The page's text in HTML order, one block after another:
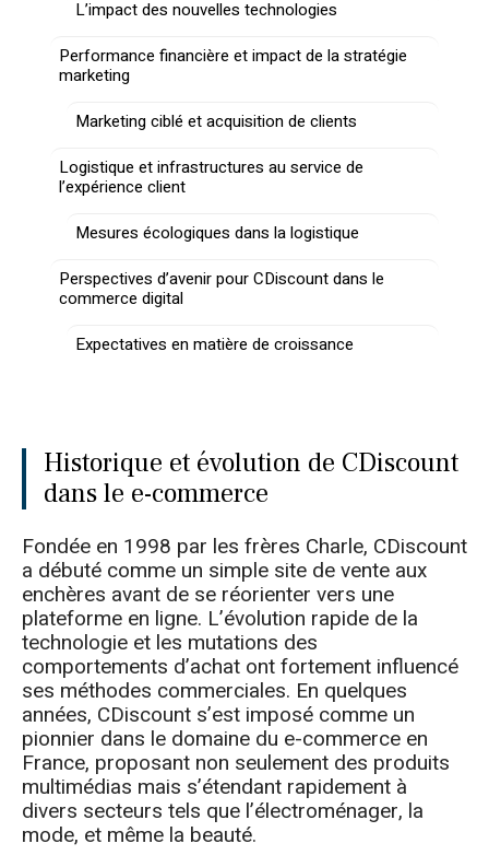
L’impact des nouvelles technologies
Performance financière et impact de la stratégie
marketing
Marketing ciblé et acquisition de clients
Logistique et infrastructures au service de
l’expérience client
Mesures écologiques dans la logistique
Perspectives d’avenir pour CDiscount dans le
commerce digital
Expectatives en matière de croissance
Historique et évolution de CDiscount
dans le e-commerce
Fondée en 1998 par les frères Charle, CDiscount
a débuté comme un simple site de vente aux
enchères avant de se réorienter vers une
plateforme en ligne. L’évolution rapide de la
technologie et les mutations des
comportements d’achat ont fortement influencé
ses méthodes commerciales. En quelques
années, CDiscount s’est imposé comme un
pionnier dans le domaine du e-commerce en
France, proposant non seulement des produits
multimédias mais s’étendant rapidement à
divers secteurs tels que l’électroménager, la
mode, et même la beauté.